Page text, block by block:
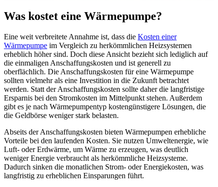
Was kostet eine Wärmepumpe?
Eine weit verbreitete Annahme ist, dass die Kosten einer
Wärmepumpe im Vergleich zu herkömmlichen Heizsystemen
erheblich höher sind. Doch diese Ansicht bezieht sich lediglich auf
die einmaligen Anschaffungskosten und ist generell zu
oberflächlich. Die Anschaffungskosten für eine Wärmepumpe
sollten vielmehr als eine Investition in die Zukunft betrachtet
werden. Statt der Anschaffungskosten sollte daher die langfristige
Ersparnis bei den Stromkosten im Mittelpunkt stehen. Außerdem
gibt es je nach Wärmepumpentyp kostengünstigere Lösungen, die
die Geldbörse weniger stark belasten.
Abseits der Anschaffungskosten bieten Wärmepumpen erhebliche
Vorteile bei den laufenden Kosten. Sie nutzen Umweltenergie, wie
Luft- oder Erdwärme, um Wärme zu erzeugen, was deutlich
weniger Energie verbraucht als herkömmliche Heizsysteme.
Dadurch sinken die monatlichen Strom- oder Energiekosten, was
langfristig zu erheblichen Einsparungen führt.